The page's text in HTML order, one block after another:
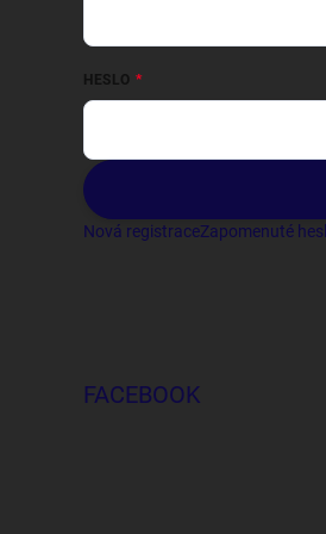
HESLO
Nová registraceZapomenuté
FACEBOOK